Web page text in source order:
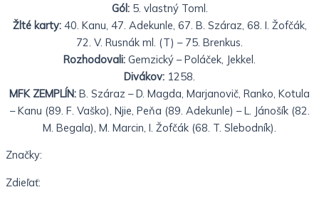
Gól:5. vlastný Toml.
Žlté karty: 40. Kanu, 47. Adekunle, 67. B. Száraz, 68. I. Žofčák,
72. V. Rusnák ml. (T) – 75. Brenkus.
Rozhodovali: Gemzický – Poláček, Jekkel.
Divákov: 1258.
MFK ZEMPLÍN: B. Száraz – D. Magda, Marjanovič, Ranko, Kotula
– Kanu (89. F. Vaško), Njie, Peňa (89. Adekunle) – L. Jánošík (82.
M. Begala), M. Marcin, I. Žofčák (68. T. Slebodník).
Značky:
Zdieľať: